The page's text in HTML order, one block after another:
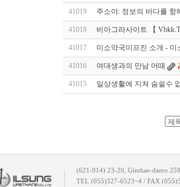
41019 주소야: 정보의 바다를 항
41018 비아그라사이트 【
41017 미소약국미프진 소개 -
41016 여대생과의 만남 어때
41015 일상생활에 지쳐 숨쉴수
(621-914) 23-20, Gimhae-daero
TEL (055)327-6523~4 / FAX